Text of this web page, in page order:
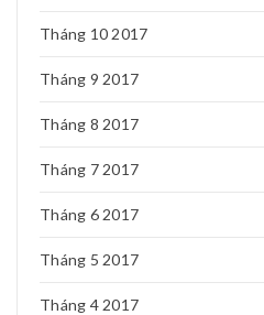
Tháng 10 2017
Tháng 9 2017
Tháng 8 2017
Tháng 7 2017
Tháng 6 2017
Tháng 5 2017
Tháng 4 2017